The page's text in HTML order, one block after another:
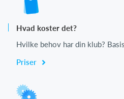
Hvad koster det?
Hvilke behov har din klub?
Priser